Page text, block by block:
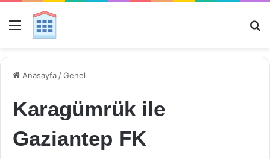
Menü
Anasayfa /Genel
Karagümrük ile
Gaziantep FK